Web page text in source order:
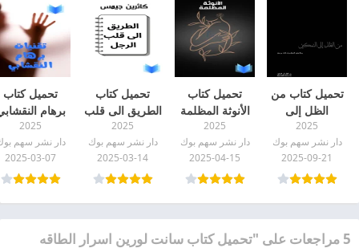
تحميل كتاب من
الظل إلى
التمكين pdf
2025
دار نشر سهم بوك
2025-09-21
تحميل كتاب
الأنوثة المظلمة
pdf
2025
دار نشر سهم بوك
2025-04-15
تحميل كتاب
الطريق الى قلب
الرجل كاثرين
جيمس pdf
2025
دار نشر سهم بوك
2025-03-14
تحميل كتاب
برهام
pdf
2025
دار نشر سهم
2025-03-07
5 مراجعات على "تحميل كتاب سانت لورين اسرار الطاقه